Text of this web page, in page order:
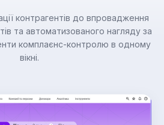
контрагентів до впровадження
та автоматизованого нагляду за
комплаєнс-контролю в одному
вікні.